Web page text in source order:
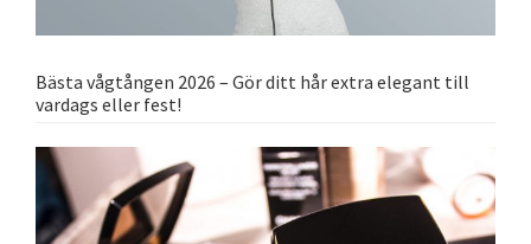
Bästa vågtången 2026 – Gör ditt hår extra elegant till
vardags eller fest!